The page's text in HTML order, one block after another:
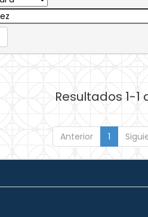
Resultados 1-1
Anterior 1